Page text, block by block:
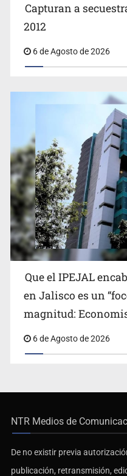
Cae ex mando por
agente por abuso a menor
Capturan a
2012
6 de Agosto de 2026
Que el IPEJAL
en Jalisco es un
magnitud:
6 de Agosto de 2026
NTR Medios de
De no existir previa
publicación, retransmisión,